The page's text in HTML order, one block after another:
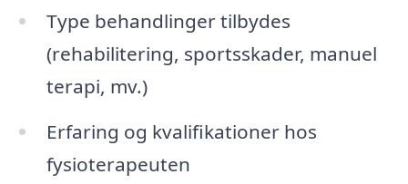
Type behandlinger tilbydes
(rehabilitering, sportsskader, manuel
terapi, mv.)
Erfaring og kvalifikationer hos
fysioterapeuten